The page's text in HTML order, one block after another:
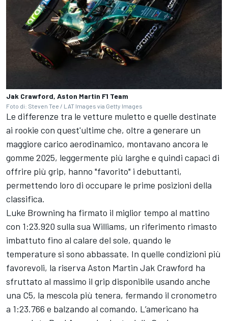
Jak Crawford, Aston Martin F1 Team
Foto di: Steven Tee / LAT Images via Getty Images
Le differenze tra le vetture muletto e quelle destinate
ai rookie con quest'ultime che, oltre a generare un
maggiore carico aerodinamico, montavano ancora le
gomme 2025, leggermente più larghe e quindi capaci di
offrire più grip, hanno "favorito" i debuttanti,
permettendo loro di occupare le prime posizioni della
classifica.
Luke Browning ha firmato il miglior tempo al mattino
con 1:23.920 sulla sua Williams, un riferimento rimasto
imbattuto fino al calare del sole, quando le
temperature si sono abbassate. In quelle condizioni più
favorevoli, la riserva Aston Martin Jak Crawford ha
sfruttato al massimo il grip disponibile usando anche
una C5, la mescola più tenera, fermando il cronometro
a 1:23.766 e balzando al comando. L’americano ha